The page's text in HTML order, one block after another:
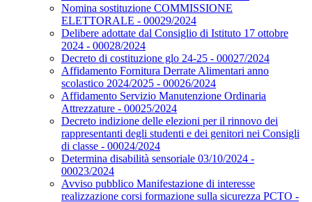
Nomina sostituzione COMMISSIONE
ELETTORALE - 00029/2024
Delibere adottate dal Consiglio di Istituto 17 ottobre
2024 - 00028/2024
Decreto di costituzione glo 24-25 - 00027/2024
Affidamento Fornitura Derrate Alimentari anno
scolastico 2024/2025 - 00026/2024
Affidamento Servizio Manutenzione Ordinaria
Attrezzature - 00025/2024
Decreto indizione delle elezioni per il rinnovo dei
rappresentanti degli studenti e dei genitori nei Consigli
di classe - 00024/2024
Determina disabilità sensoriale 03/10/2024 -
00023/2024
Avviso pubblico Manifestazione di interesse
realizzazione corsi formazione sulla sicurezza PCTO -